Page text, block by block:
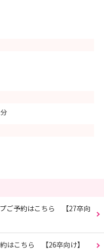
ご予約はこちら 【27卒向
はこちら 【26卒向け】